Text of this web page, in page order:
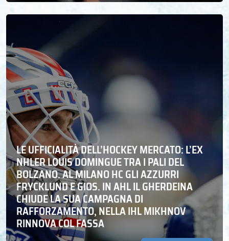
LE UFFICIALITÀ DELL’HOCKEY MERCATO: L’EX
NHLER LOUIS DOMINGUE TRA I PALI DEL
BOLZANO. AL MILANO HC GLI AZZURRI
FRYCKLUND E GIOS. IN AHL IL GHERDEINA
CHIUDE LA SUA CAMPAGNA DI
RAFFORZAMENTO, NELLA IHL MIKHNOV
RINNOVA COL FASSA